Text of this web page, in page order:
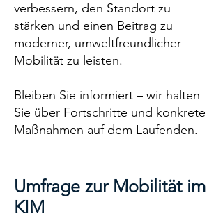
verbessern, den Standort zu
stärken und einen Beitrag zu
moderner, umweltfreundlicher
Mobilität zu leisten.
Bleiben Sie informiert – wir halten
Sie über Fortschritte und konkrete
Maßnahmen auf dem Laufenden.
Umfrage zur Mobilität im
KIM